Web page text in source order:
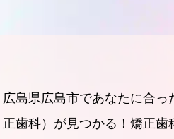
広島県広島市であなたに合っ
正歯科）が見つかる！矯正歯